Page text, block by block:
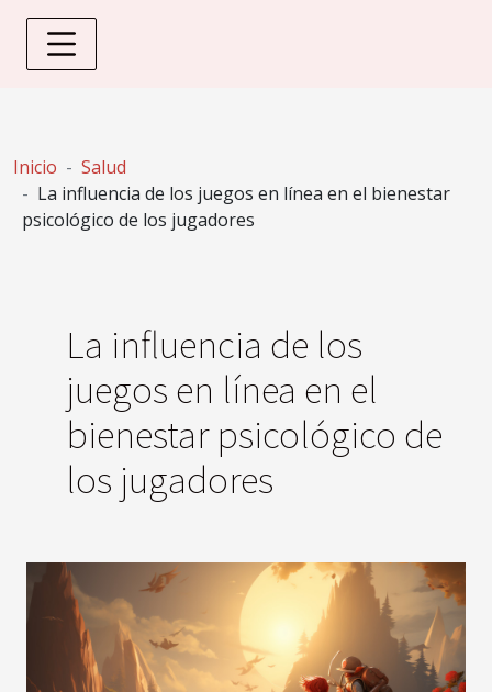
Inicio
Salud
La influencia de los juegos en línea en el bienestar
psicológico de los jugadores
La influencia de los
juegos en línea en el
bienestar psicológico de
los jugadores